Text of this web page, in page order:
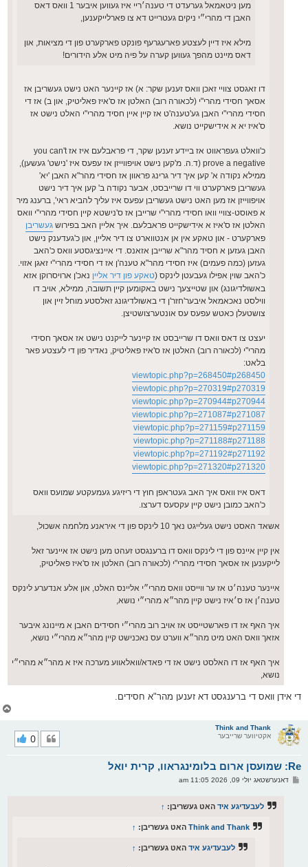
מען ניטאמאל גערעדט די טענה׳ריי איז געווען איבער 1 וואס דאס
האבן די מהרי״י ניקים געטרייט דא צו פארלייקענען,
מילא איז דיין לעצטע פארעגרעף פונקט פארקערט פון די מציאות, און
דאס מיינט מהפך געווען קערה על פיה מיט אלע הידורים!
דו זאגסט צוויי זאכן וואס זענען שקר: א) אז קיינער האט נישט געשריבן אז
אסאך חסידי מהרי"י (לכאורה רוב) האלטן אז ס'איז פאליטיק, און ב) אז די
חסידי מהרי"י האבן גע'טענה'ט אז קיין איין חסיד מהרי"י האלט נישט אז
ס'איז יא א אידישקייט נושא.
כ'וואלט געפראווט אז ביידע זענען שקר, די פראבלעם איז אז you can't
prove a negative (ד.ה. מ'קען נישט אויפווייזן אז עפעס איז 'נישט' געשען),
ממילא נקודה א' קען איך דיר גרינג פראוון אז חסידי מהר"א האבן 'יא'
געשריבן פארקערט ווי דו שרייבסט, אבער נקודה ב' קען איך דיר נישט
אויפווייזן אז מען האט נישט געשריבן עפעס איז עליך להביא ראי', ברענג מיר
א פאוסט-צוויי וואו חסידי מהרי"י שרייבן אז ס'נישטא קיין חסידי מהרי"י וואס
האלטן אז ס'איז א אידישקייט פראבלעם. איך אליין האב בפירוש געשריבן
פארקערט - און טאקע אין אן אנטווארט צו דיר אליין, און כ'געדענק נישט
האבן געזען א חסיד מהר"א שרייבן אזאנס. די איינציגסטע וואס כ'האב
געזען (כמה פעמים) איז חסידי מהר"א טענה'ן אז די חסידי מהרי"י זאגן אזוי.
כ'האב שוין אפילו געבעטן לינקס (טאקע פון דיר אליין נאכ'ן ארויסרוקן אזא
באשולדיגונג) און שטייצעך נישט באקומען קיין תשובה, ממילא, אויב דו
ווילסט נאכאמאל איבער'חזר'ן די באשולדיגונג זאלסטע מוחל זיין און
צושטעלן כאטש עפעס עס אונטערצושטיצן.
יעצט צו דאס וואס דו שרייבסט אז קיינער לייקנט נישט אז אסאך חסידי
מהרי"י (לכאורה רוב) האלטן אז ס'איז פאליטיק, נאדיר פון די לעצטע פאר
בלאט:
viewtopic.php?p=268450#p268450
viewtopic.php?p=270319#p270319
viewtopic.php?p=270944#p270944
viewtopic.php?p=271087#p271087
viewtopic.php?p=271159#p271159
viewtopic.php?p=271188#p271188
viewtopic.php?p=271192#p271192
viewtopic.php?p=271320#p271320
דאס איז וואס איך האב געטראפן חוץ די ריזיגע געמעקטע שמועס וואס
כ'האב כמובן נישט קיין עקסעס דערצו.
אשאד האסט נישט געלייגט נאך 10 לינקס פון די איראנע מלחמה אשכול,
אין קיין איינס פון די לינקס וואס דו ברענגסט זעהט מען נישט אז איינער זאל
לייקענען אז אסאך חסידי מהרי"י (לכאורה רוב) האלטן אז ס'איז פאליטיק,
איינער טענה׳ט אז ער ווייסט וואס מהרי״י אליינס האלט, און אלע אנדערע לינקס
טענה׳ן אז ס׳איז נישט קיין מהר״א מהרי״י נושא,
איך האף אז דו פארשטייסט אז אויב רוב מהרי״י חסידים האבן א מיינונג איבער
אזאך וואס האט מיט מהר״א ווערט עס נאכנישט קיין מהר״א מהרי״י נושא,
איך האף אז דו האלסט נישט אז די פאדא/וואלאווע מערכה איז א מהר״א מהרי״י
נושא,
די אידן וואס די ברענגסט דא זענען מהר"א חסידים.
Think and Thank
אקטיווער שרייבער
Re: שמועסן ארום בלומינגראוו, קרית יואל
0
פדאנערשטאג יולי 09, 2026 11:05 am
לעבעדיגע איד האט געשריבן: ↑
Think and Thank האט געשריבן: ↑
לעבעדיגע איד האט געשריבן: ↑